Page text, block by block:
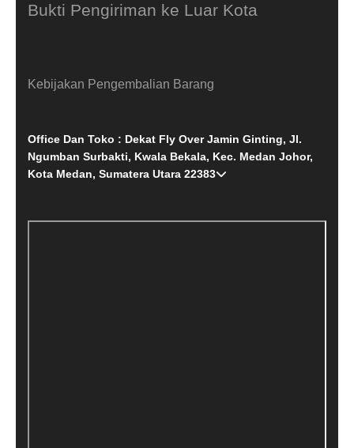
Bukti Pengiriman ke Luar Kota
Kebijakan Pengembalian Barang
Office Dan Toko : Dekat Fly Over Jamin Ginting, Jl.
Ngumban Surbakti, Kwala Bekala, Kec. Medan Johor,
Kota Medan, Sumatera Utara 22383